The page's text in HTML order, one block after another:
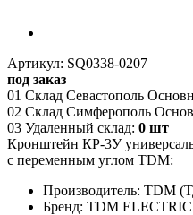
Артикул: SQ0338-0207
под заказ
01 Склад Севастополь
02 Склад Симферополь
03 Удаленный склад: 0 шт
Кронштейн КР-3У
с переменным углом TDM:
Производитель: TDM
Бренд: TDM ELECTRIC